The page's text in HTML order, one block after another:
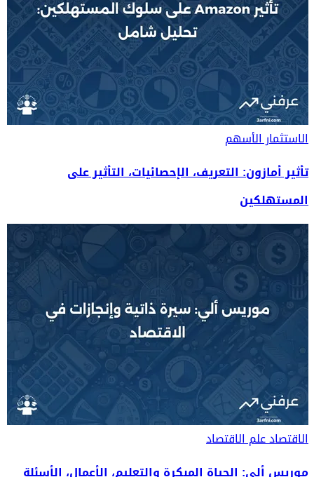
الاستثمارالأسهم
تأثير أمازون: التعريف، الإحصائيات، التأثير على
المستهلكين
الاقتصادعلم الاقتصاد
موريس ألي: الحياة المبكرة والتعليم، الأعمال، الأسئلة